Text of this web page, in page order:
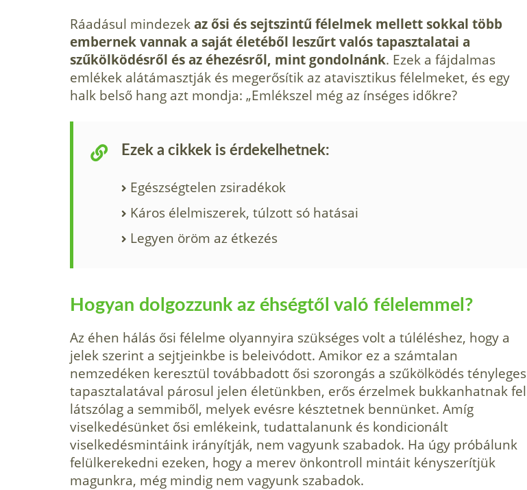
Ráadásul mindezekaz ősi és sejtszintű félelmek mellett sokkal több
embernek vannak a saját életéből leszűrt valós tapasztalatai a
szűkölködésről és az éhezésről, mint gondolnánk. Ezek a fájdalmas
emlékek alátámasztják és megerősítik az atavisztikus félelmeket, és egy
halk belső hang azt mondja: „Emlékszel még az ínséges időkre?
Ezek a cikkek is érdekelhetnek:
Egészségtelen zsiradékok
Káros élelmiszerek, túlzott só hatásai
Legyen öröm az étkezés
Hogyan dolgozzunk az éhségtől való félelemmel?
Az éhen hálás ősi félelme olyannyira szükséges volt a túléléshez, hogy a
jelek szerint a sejtjeinkbe is beleivódott. Amikor ez a számtalan
nemzedéken keresztül továbbadott ősi szorongás a szűkölködés tényleges
tapasztalatával párosul jelen életünkben, erős érzelmek bukkanhatnak fel
látszólag a semmiből, melyek evésre késztetnek bennünket. Amíg
viselkedésünket ősi emlékeink, tudattalanunk és kondicionált
viselkedésmintáink irányítják, nem vagyunk szabadok. Ha úgy próbálunk
felülkerekedni ezeken, hogy a merev önkontroll mintáit kényszerítjük
magunkra, még mindig nem vagyunk szabadok.